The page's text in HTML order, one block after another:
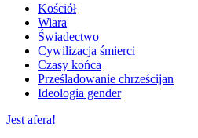
Kościół
Wiara
Świadectwo
Cywilizacja śmierci
Czasy końca
Prześladowanie chrześcijan
Ideologia gender
Jest afera!